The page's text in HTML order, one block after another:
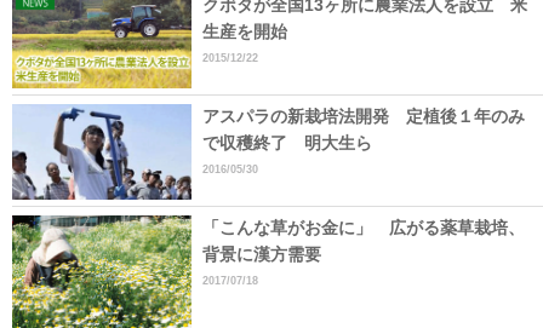
クボタが全国13ヶ所に農業法人を設立 米
生産を開始
2015/12/22
アスパラの新栽培法開発 定植後１年のみ
で収穫終了 明大生ら
2016/05/30
「こんな草がお金に」 広がる薬草栽培、
背景に漢方需要
2017/07/18